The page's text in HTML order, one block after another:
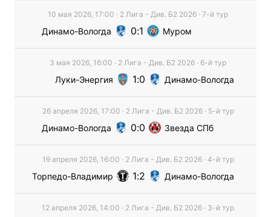
10 мая 2026, 17:00 · 2 Лига - Див. Б2 2026 · 7-й тур
Динамо-Вологда 0 1 Муром
3 мая 2026, 16:00 · 2 Лига - Див. Б2 2026 · 6-й тур
Луки-Энергия 1 0 Динамо-Вологда
26 апреля 2026, 17:00 · 2 Лига - Див. Б2 2026· 5-й тур
Динамо-Вологда 0 0 Звезда СПб
19 апреля 2026, 16:00 · 2 Лига - Див. Б2 2026· 4-й тур
Торпедо-Владимир 1 2 Динамо-Вологда
12 апреля 2026, 14:00 · 2 Лига - Див. Б2 2026 · 3-й тур